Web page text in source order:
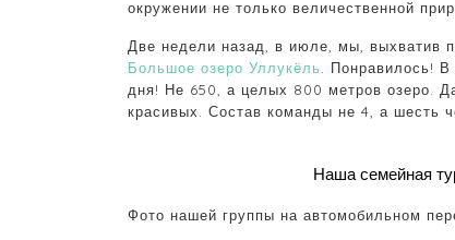
окружении не только величественной
Две недели назад, в июле, мы, выхватив
Большое озеро Уллукёль
. Понравилось!
дня! Не 650, а целых 800 метров озеро.
красивых. Состав команды не 4, а шесть
Наша семейная
Фото нашей группы на автомобильном